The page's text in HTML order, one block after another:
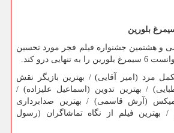
و هشتمین جشنواره فیلم فجر مورد تحسین
درو کند
مرد (امیر آقایی) / بهترین بازیگر نقش
/ بهترین تدوین (اسماعیل علیزاده) /
میکس (آرش قاسمی) / بهترین صدابرداری
بهترین فیلم از نگاه تماشاگران (رسول